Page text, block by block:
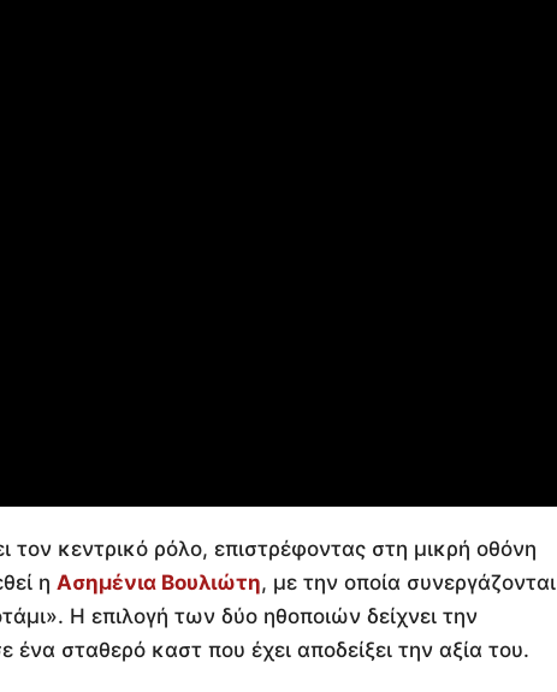
τον κεντρικό ρόλο, επιστρέφοντας στη μικρή οθόνη
η Ασημένια Βουλιώτη, με την οποία συνεργάζονται
Η επιλογή των δύο ηθοποιών δείχνει την
σταθερό καστ που έχει αποδείξει την αξία του.